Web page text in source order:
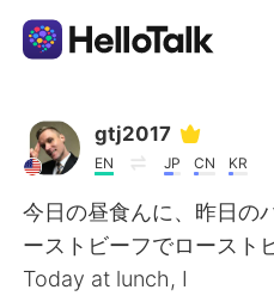
แอปแลกเปลี่ยนทางภาษา
ไทย
gtj2017
EN JP CN KR
今日の昼食んに、昨日の
ーストビーフでロースト
Today at lunch, I